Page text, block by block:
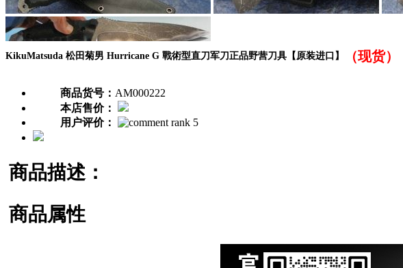
KikuMatsuda 松田菊男 Hurricane G 戰術型直刀军刀正品野营刀具【原装进口】 （现货）
商品货号： AM000222
本店售价：
用户评价：
商品描述：
商品属性